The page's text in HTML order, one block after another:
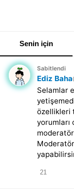
Senin için
Sabitlendi
Ediz Baha
Selamlar
özellikleri
yorumları
21